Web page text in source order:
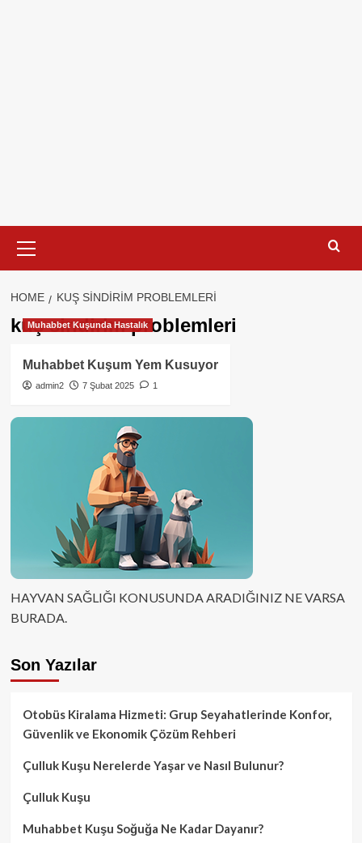
Menu
HOME KUŞ SINDIRIM PROBLEMLERI
kuş sindirim problemleri
Muhabbet Kuşunda Hastalık
Muhabbet Kuşum Yem Kusuyor
admin2 7 Şubat 2025 1
HAYVAN SAĞLIĞI KONUSUNDA ARADIĞINIZ NE VARSA
BURADA.
Son Yazılar
Otobüs Kiralama Hizmeti: Grup Seyahatlerinde Konfor,
Güvenlik ve Ekonomik Çözüm Rehberi
Çulluk Kuşu Nerelerde Yaşar ve Nasıl Bulunur?
Çulluk Kuşu
Muhabbet Kuşu Soğuğa Ne Kadar Dayanır?